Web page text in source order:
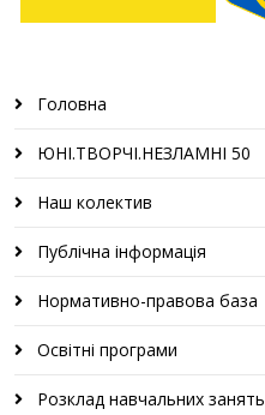
Головна
ЮНІ.ТВОРЧІ.НЕЗЛАМНІ 50
Наш колектив
Публічна інформація
Нормативно-правова база
Освітні програми
Розклад навчальних занять